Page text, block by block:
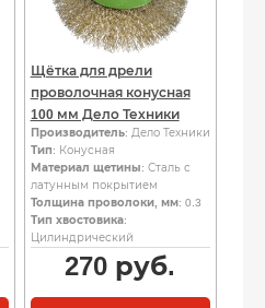
Щётка для дрели
проволочная конусная
100 мм Дело Техники
Производитель: Дело Техники
Тип: Конусная
Материал щетины: Сталь с
латунным покрытием
Толщина проволоки, мм: 0.3
Тип хвостовика:
Цилиндрический
270 руб.